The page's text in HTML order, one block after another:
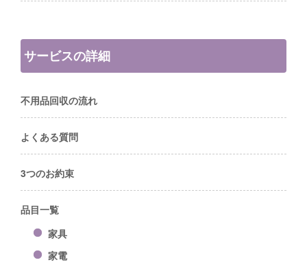
サービスの詳細
不用品回収の流れ
よくある質問
3つのお約束
品目一覧
家具
家電